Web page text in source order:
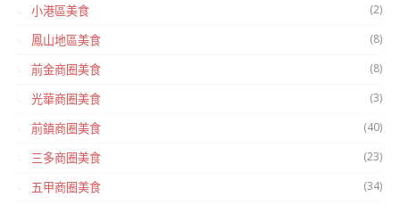
小港區美食 (2)
鳳山地區美食 (8)
前金商圈美食 (8)
光華商圈美食 (3)
前鎮商圈美食 (40)
三多商圈美食 (23)
五甲商圈美食 (34)